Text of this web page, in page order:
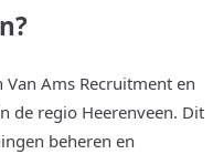
Ams Recruitment en
de regio Heerenveen. Dit
beheren en